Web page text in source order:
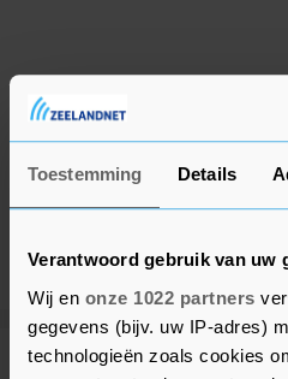
Toestemming Details
Verantwoord gebruik van uw
Wij en onze 1022 partners
gegevens (bijv. uw IP-adres)
technologieën zoals cookies